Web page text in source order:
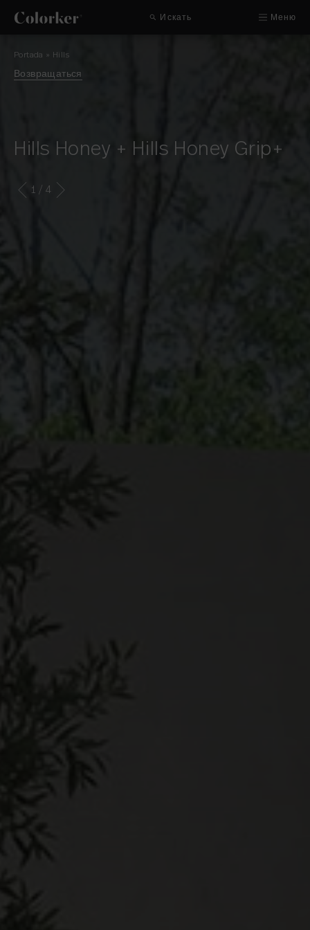
Искать Меню
Portada » Hills
Возвращаться
Hills Honey + Hills Honey Grip+
1 / 4